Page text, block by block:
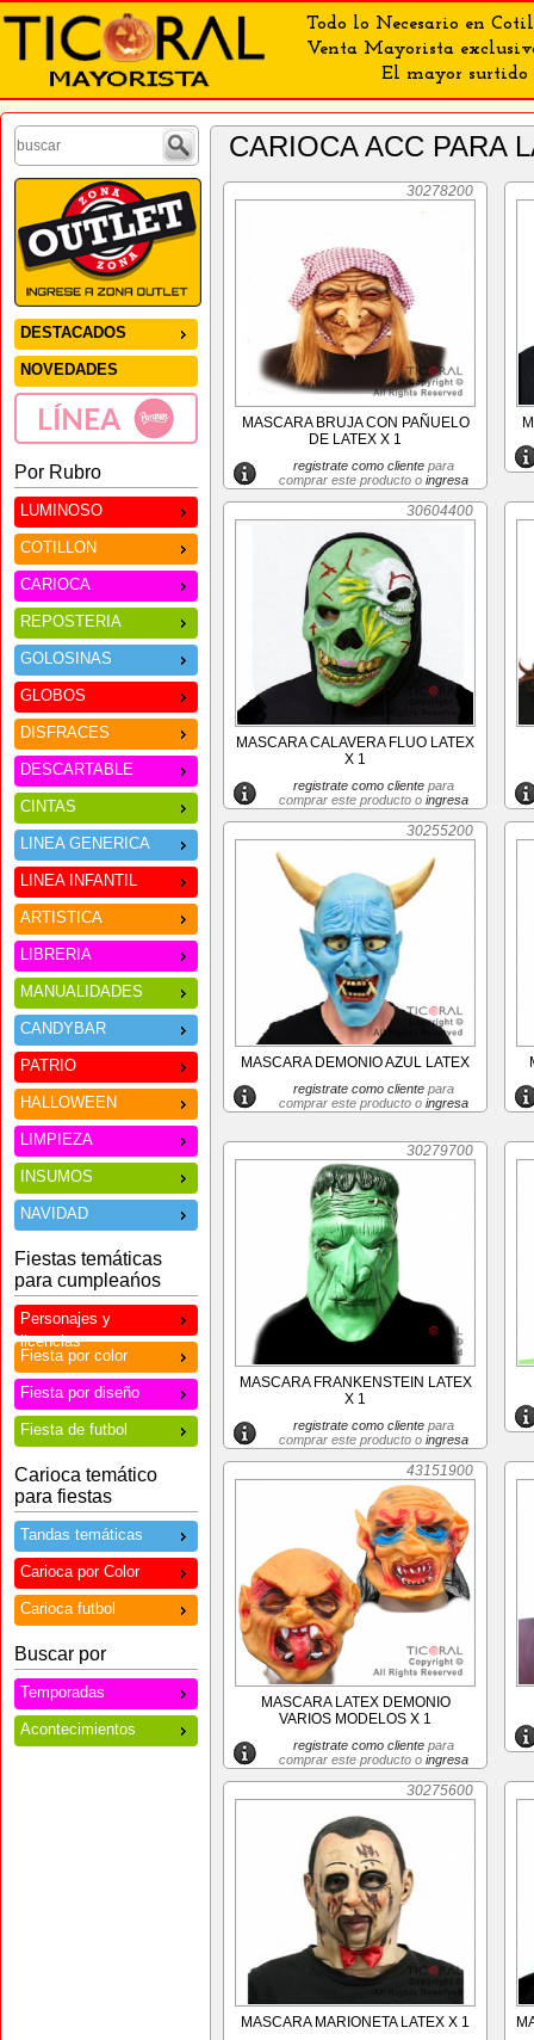
Todo lo Necesario en
Venta Mayorista
El mayor surtido
DESTACADOS
NOVEDADES
Por Rubro
LUMINOSO
COTILLON
CARIOCA
REPOSTERIA
GOLOSINAS
GLOBOS
DISFRACES
DESCARTABLE
CINTAS
LINEA GENERICA
LINEA INFANTIL
ARTISTICA
LIBRERIA
MANUALIDADES
CANDYBAR
PATRIO
HALLOWEEN
LIMPIEZA
INSUMOS
NAVIDAD
Fiestas temáticas
para cumpleańos
Personajes y
licencias
Fiesta por color
Fiesta por diseño
Fiesta de futbol
Carioca temático
para fiestas
Tandas temáticas
Carioca por Color
Carioca futbol
Buscar por
Temporadas
Acontecimientos
CARIOCA ACC PARA
30278200
MASCARA BRUJA CON PAÑUELO
DE LATEX X 1
registrate como clientepara
comprar este producto o ingresa
30604400
MASCARA CALAVERA FLUO LATEX
X 1
registrate como clientepara
comprar este producto o ingresa
30255200
MASCARA DEMONIO AZUL LATEX
registrate como clientepara
comprar este producto o ingresa
30279700
MASCARA FRANKENSTEIN LATEX
X 1
registrate como clientepara
comprar este producto o ingresa
43151900
MASCARA LATEX DEMONIO
VARIOS MODELOS X 1
registrate como clientepara
comprar este producto o ingresa
30275600
MASCARA MARIONETA LATEX X 1